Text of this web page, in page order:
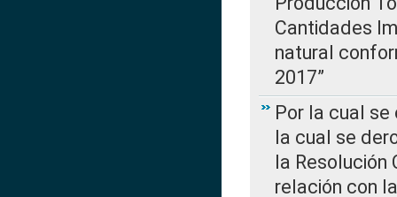
Cantidades
natural
2017”
Por la cual
la cual se
la Resolución
relación con